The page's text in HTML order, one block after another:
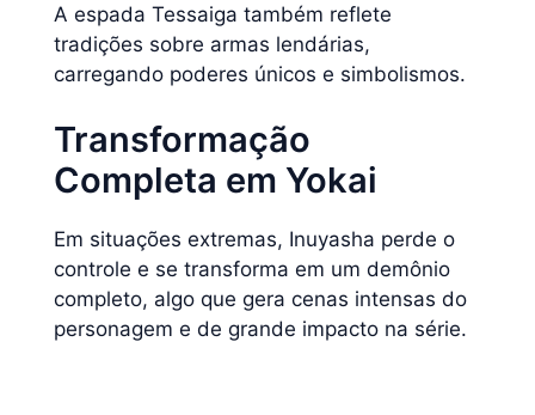
A espada Tessaiga também reflete
tradições sobre armas lendárias,
carregando poderes únicos e simbolismos.
Transformação
Completa em Yokai
Em situações extremas, Inuyasha perde o
controle e se transforma em um demônio
completo, algo que gera cenas intensas do
personagem e de grande impacto na série.